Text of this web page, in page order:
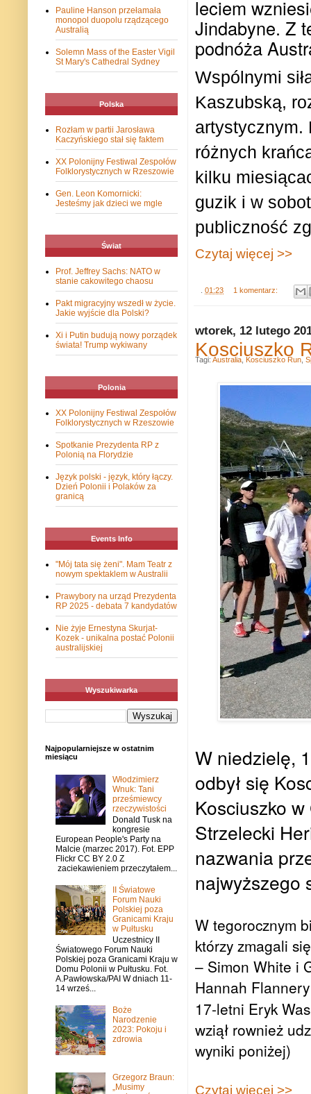
leciem
Jindabyne. Z
podnóża
Wspólnymi
Kaszubską,
artystycznym.
różnych
kilku
guzik i w
publiczność
Czytaj więcej >>
01:23 1 komentarz:
wtorek, 12 lutego
Kosciuszko
W niedzielę,
odbył się
Kosciuszko
Strzelecki
nazwania
najwyższego
W tegorocznym
którzy zmagali
– Simon White i
Hannah Flannery
17-letni Eryk
wziął rownież
wyniki poniżej)
Czytaj więcej >>
Tagi: Australia Kosciuszko Run
Pauline Hanson przełamała
monopol duopolu rządzącego
Australią
Solemn Mass of the Easter Vigil
St Mary's Cathedral Sydney
Polska
Rozłam w partii Jarosława
Kaczyńskiego stał się faktem
XX Polonijny Festiwal Zespołów
Folklorystycznych w Rzeszowie
Gen. Leon Komornicki:
Jesteśmy jak dzieci we mgle
Świat
Prof. Jeffrey Sachs: NATO w
stanie cakowitego chaosu
Pakt migracyjny wszedł w życie.
Jakie wyjście dla Polski?
Xi i Putin budują nowy porządek
świata! Trump wykiwany
Polonia
XX Polonijny Festiwal Zespołów
Folklorystycznych w Rzeszowie
Spotkanie Prezydenta RP z
Polonią na Florydzie
Język polski - język, który łączy.
Dzień Polonii i Polaków za
granicą
Events Info
"Mój tata się żeni". Mam Teatr z
nowym spektaklem w Australii
Prawybory na urząd Prezydenta
RP 2025 - debata 7 kandydatów
Nie żyje Ernestyna Skurjat-
Kozek - unikalna postać Polonii
australijskiej
Wyszukiwarka
Najpopularniejsze w ostatnim
miesiącu
Włodzimierz
Wnuk: Tani
prześmiewcy
rzeczywistości
Donald Tusk na
kongresie
European People's Party na
Malcie (marzec 2017). Fot. EPP
Flickr CC BY 2.0 Z
zaciekawieniem przeczytałem...
II Światowe
Forum Nauki
Polskiej poza
Granicami Kraju
w Pułtusku
Uczestnicy II
Światowego Forum Nauki
Polskiej poza Granicami Kraju w
Domu Polonii w Pułtusku. Fot.
A.Pawłowska/PAI W dniach 11-
14 wrześ...
Boże
Narodzenie
2023: Pokoju i
zdrowia
Grzegorz Braun:
„Musimy